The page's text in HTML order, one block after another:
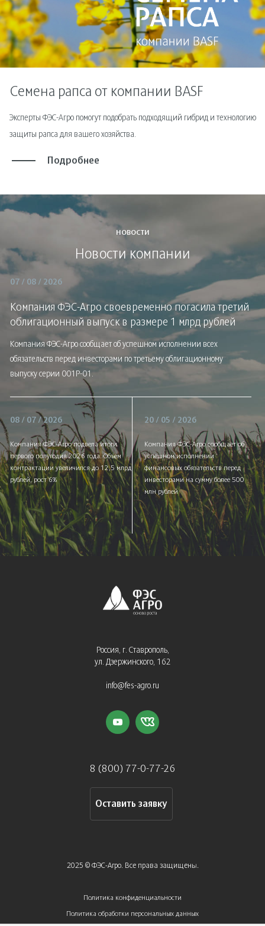
Семена рапса от компании BASF
Эксперты ФЭС-Агро помогут подобрать подходящий гибрид и технологию
защиты рапса для вашего хозяйства.
Подробнее
НОВОСТИ
Новости компании
07 / 08 / 2026
Компания ФЭС-Агро своевременно погасила третий
облигационный выпуск в размере 1 млрд рублей
Компания ФЭС-Агро сообщает об успешном исполнении всех
обязательств перед инвесторами по третьему облигационному
выпуску серии 001Р-01.
08 / 07 / 2026
Компания ФЭС-Агро подвела итоги
первого полугодия 2026 года. Объем
контрактации увеличился до 12,5 млрд
рублей, рост 6%
20 / 05 / 2026
Компания ФЭС-Агро сообщает об
успешном исполнении
финансовых обязательств перед
инвесторами на сумму более 500
млн рублей
Россия, г. Ставрополь,
ул. Дзержинского, 162
info@fes-agro.ru
8 (800) 77-0-77-26
Оставить заявку
2025 © ФЭС-Агро. Все права защищены.
Политика конфиденциальности
Политика обработки персональных данных